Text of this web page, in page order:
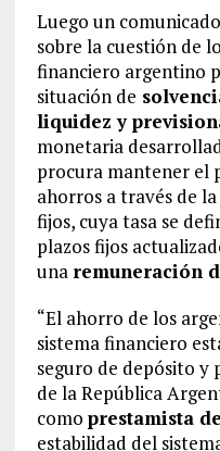
Luego un
sobre la cuestión de
financiero argentino
situación de
liquidez y
monetaria
procura mantener el
ahorros a través de
fijos, cuya tasa se
plazos fijos
una remuneración
“El ahorro de los
sistema financiero
seguro de depósito
de la República
como prestamista
estabilidad del